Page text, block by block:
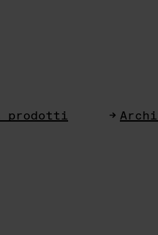
prodotti